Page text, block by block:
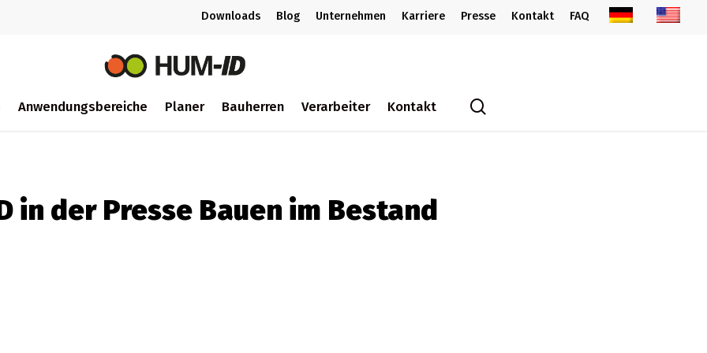
Downloads Blog Unternehmen Karriere Presse Kontakt FAQ
Anwendungsbereiche Planer Bauherren Verarbeiter Kontakt
in der Presse Bauen im Bestand